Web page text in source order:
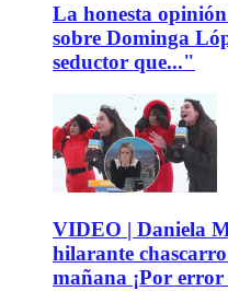
La honesta
sobre Dominga
seductor que..."
VIDEO | Daniela
hilarante
mañana ¡Por